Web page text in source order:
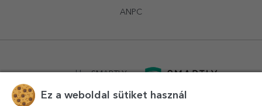
ANPC
powered bySMARTLY.ro
Ez a weboldal sütiket használ